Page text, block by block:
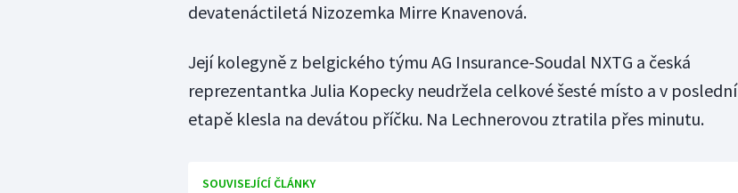
devatenáctiletá Nizozemka Mirre Knavenová.
Její kolegyně z belgického týmu AG Insurance-Soudal NXTG a česká
reprezentantka Julia Kopecky neudržela celkové šesté místo a v poslední
etapě klesla na devátou příčku. Na Lechnerovou ztratila přes minutu.
SOUVISEJÍCÍ ČLÁNKY